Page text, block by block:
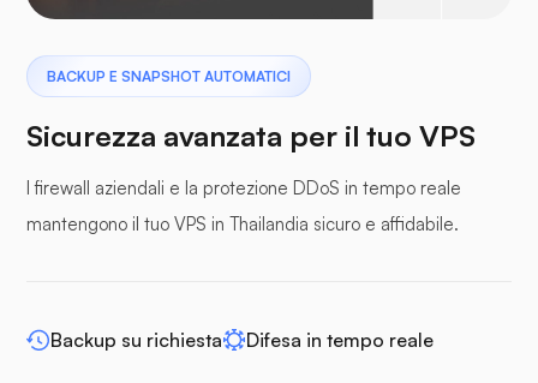
Pterodattilo
BACKUP E SNAPSHOT AUTOMATICI
Sicurezza avanzata per il tuo VPS
I firewall aziendali e la protezione DDoS in tempo reale
mantengono il tuo VPS in Thailandia sicuro e affidabile.
Backup su richiesta Difesa in tempo reale